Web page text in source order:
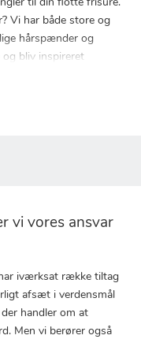
til din flotte frisure.
Vi har både store og
hårspænder og
og bliv inspireret
vi vores ansvar
iværksat række tiltag
afsæt i verdensmål
handler om at
Men vi berører også